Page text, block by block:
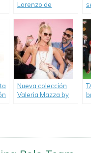
Lorenzo de
fusionaron en un
Nueva colección
Valeria Mazza by